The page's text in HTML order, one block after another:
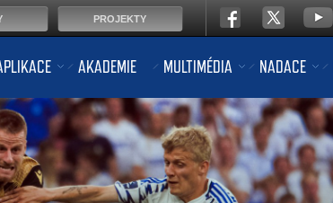
AKADEMIE MULTIMÉDIA NADACE
PROJEKTY